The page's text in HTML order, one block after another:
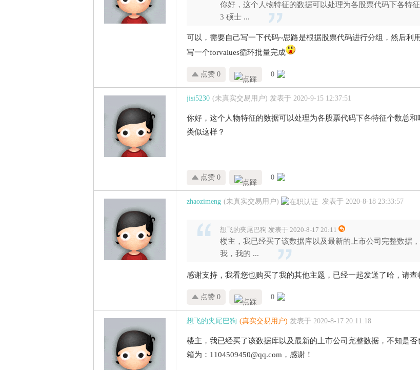
你好，这个人物特征的数据可以处理为各股票代码下各特
3 硕士 ...
可以，需要自己写一下代码~思路是根据股票代码进行分组，然后利
写一个forvalues循环批量完成
点赞 0 0
jisi5230 (未真实交易用户) 发表于 2020-9-15 12:37:51
你好，这个人物特征的数据可以处理为各股票代码下各特征个数总和
类似这样？
点赞 0 0
zhaozimeng (未真实交易用户) 发表于 2020-8-18 23:33:57
想飞的夹尾巴狗 发表于 2020-8-17 20:11
楼主，我已经买了该数据库以及最新的上市公司完整数据
我，我的 ...
感谢支持，我看您也购买了我的其他主题，已经一起发送了哈，请查
点赞 0 0
想飞的夹尾巴狗 (真实交易用户) 发表于 2020-8-17 20:11:18
楼主，我已经买了该数据库以及最新的上市公司完整数据，不知是
箱为：1104509450@qq.com，感谢！